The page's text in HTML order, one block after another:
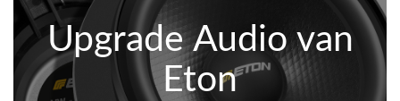
(Subwoofers)
(Versterkers)
(Online onderweg)
Upgrade Audio van
Eton